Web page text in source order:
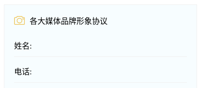
各大媒体品牌形象协议
姓名:
电话: